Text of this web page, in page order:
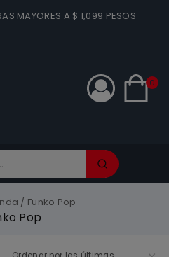
MAYORES A $ 1,099 PESOS
0
/ Funko Pop
Pop